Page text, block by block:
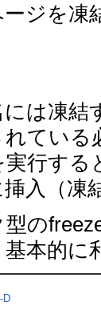
ジを凍
は凍結
れている
実行する
挿入（凍
型の
基本的に
D